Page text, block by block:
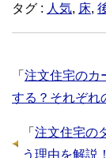
タグ : 人気, 床,
「 注文住宅のカ
する？それぞれ
「 注文住宅の
う理由を解説！